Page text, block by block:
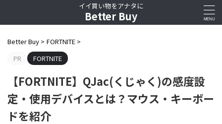
イイ買い物をアナタに
Better Buy
Better Buy > FORTNITE >
PR
FORTNITE
【FORTNITE】QJac(くじゃく)の感度設
定・使用デバイスとは？マウス・キーボー
ドを紹介